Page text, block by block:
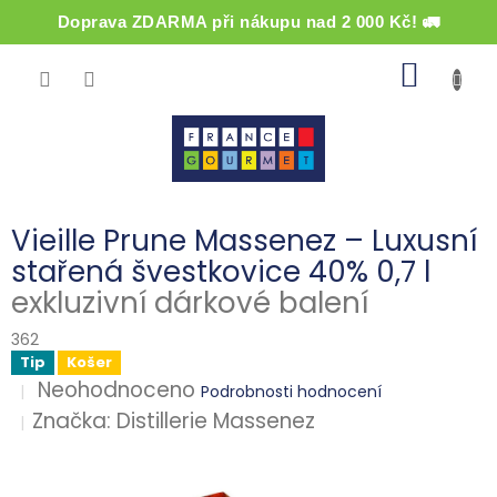
Doprava ZDARMA při nákupu nad 2 000 Kč! 🚛
KOŠÍK
Vieille Prune Massenez – Luxusní
stařená švestkovice 40% 0,7 l
exkluzivní dárkové balení
362
Tip Košer
Průměrné
hodnocení
Neohodnoceno Podrobnosti hodnocení
Značka: Distillerie Massenez